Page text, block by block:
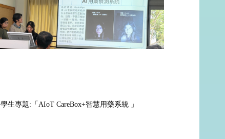
學生專題:「AIoT CareBox+智慧用藥系統 」